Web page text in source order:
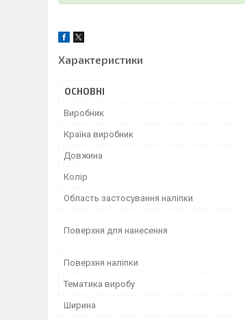
Характеристики
ОСНОВНІ
Виробник
Країна виробник
Довжина
Колір
Область застосування наліпки
Поверхня для нанесення
Поверхня наліпки
Тематика виробу
Ширина